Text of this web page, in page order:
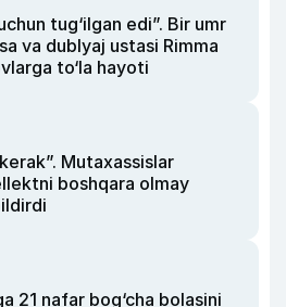
tug‘ilgan edi”. Bir umr
va dublyaj ustasi Rimma
to‘la hayoti
Mutaxassislar
boshqara olmay
21 nafar bog‘cha bolasini